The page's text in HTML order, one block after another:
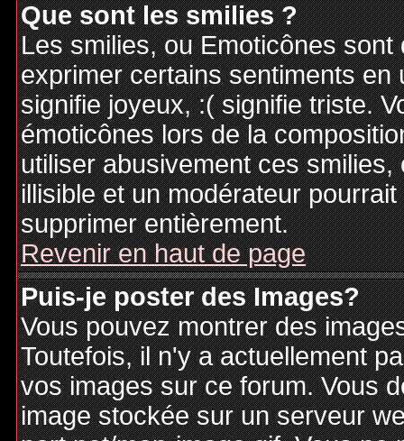
Que sont les smilies ?
Les smilies, ou Emoticônes
exprimer certains sentiments
signifie joyeux, :( signifie triste.
émoticônes lors de la
utiliser abusivement ces
illisible et un modérateur
supprimer entièrement.
Revenir en haut de page
Puis-je poster des Images?
Vous pouvez montrer des
Toutefois, il n'y a actuellement
vos images sur ce forum. Vous
image stockée sur un serveur